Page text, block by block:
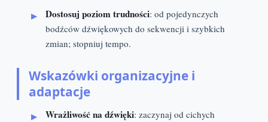
Dostosuj poziom trudności: od pojedynczych
bodźców dźwiękowych do sekwencji i szybkich
zmian; stopniuj tempo.
Wskazówki organizacyjne i
adaptacje
Wrażliwość na dźwięki: zaczynaj od cichych